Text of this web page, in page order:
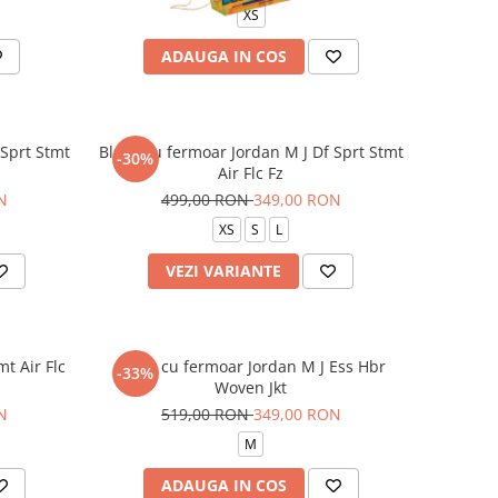
XS
ADAUGA IN COS
Stmt -30%
Bluza cu fermoar Jordan M J Df Sprt Stmt
Air Flc Fz
499,00 RON349,00 RON
XS S L
VEZI VARIANTE
Air Flc -33%
Bluza cu fermoar Jordan M J Ess Hbr
Woven Jkt
519,00 RON349,00 RON
M
ADAUGA IN COS